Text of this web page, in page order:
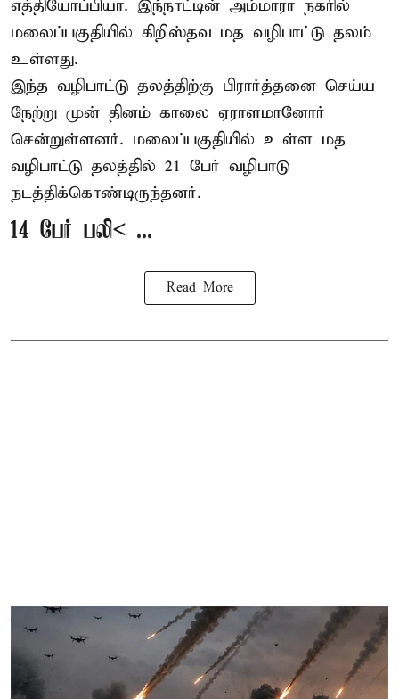
எத்தியோப்பியா. இந்நாட்டின் அம்மாரா நகரில்
மலைப்பகுதியில் கிறிஸ்தவ மத வழிபாட்டு தலம்
உள்ளது.
இந்த வழிபாட்டு தலத்திற்கு பிரார்த்தனை செய்ய
நேற்று முன் தினம் காலை ஏராளமானோர்
சென்றுள்ளனர். மலைப்பகுதியில் உள்ள மத
வழிபாட்டு தலத்தில் 21 பேர் வழிபாடு
நடத்திக்கொண்டிருந்தனர்.
14 பேர் பலி< ...
Read More